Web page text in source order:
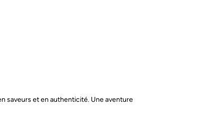
saveurs et en authenticité. Une aventure